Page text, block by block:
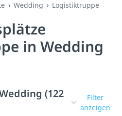
Wedding Logistiktruppe
in Wedding
(122
Filter
anzeigen